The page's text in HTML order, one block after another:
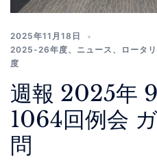
2025年11月18日
2025-26年度、 ニュース 、 ロータ
度
週報 2025年
1064回例会
問